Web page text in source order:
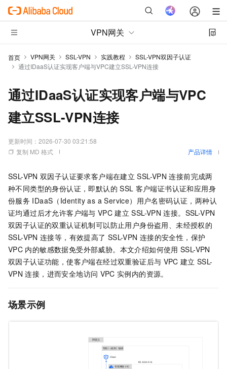
VPN网关
首页 VPN网关 SSL-VPN 实践教程
SSL-VPN双因子认证
通过IDaaS认证实现客户端与VPC建立SSL-VPN连接
通过IDaaS认证实现客户端与VPC
建立SSL-VPN连接
更新时间： 2026-07-30 03:21:58
复制 MD 格式
产品详情
SSL-VPN 双因子认证要求客户端在建立 SSL-VPN 连接前完成两
种不同类型的身份认证，即默认的 SSL 客户端证书认证和应用身
份服务 IDaaS（Identity as a Service） 用户名密码认证，两种认
证均通过后才允许客户端与 VPC 建立 SSL-VPN 连接。SSL-VPN
双因子认证的双重认证机制可以防止用户身份盗用、未经授权的
SSL-VPN 连接等，有效提高了 SSL-VPN 连接的安全性，保护
VPC 内的敏感数据免受外部威胁。本文介绍如何使用 SSL-VPN
双因子认证功能，使客户端在经过双重验证后与 VPC 建立 SSL-
VPN 连接，进而安全地访问 VPC 实例内的资源。
场景示例